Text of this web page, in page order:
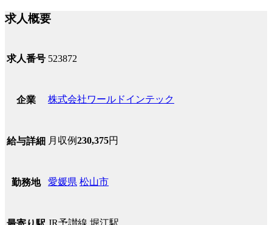
求人概要
求人番号 523872
企業 株式会社ワールドインテック
給与詳細 月収例230,375円
勤務地 愛媛県 松山市